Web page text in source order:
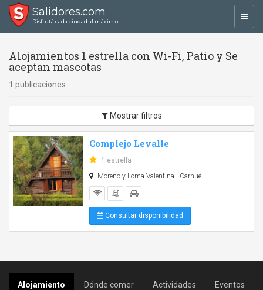
Salidores.com
Disfrutá cada ciudad al máximo
Alojamientos 1 estrella con Wi-Fi, Patio y Se
aceptan mascotas
1 publicaciones
Mostrar filtros
Complejo Levalle
1 estrella
Moreno y Loma Valentina - Carhué
Consultar disponibilidad
Alojamiento Dónde comer Actividades Eventos